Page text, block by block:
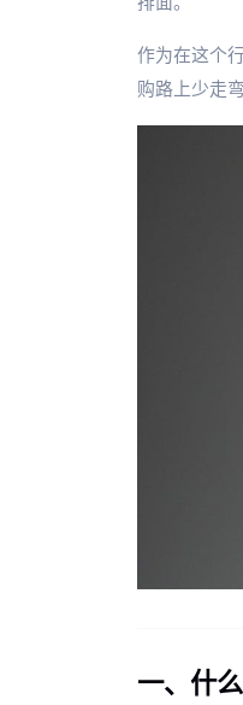
作为在这个
购路上少走
一、什